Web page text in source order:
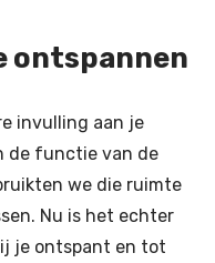
ontspannen
invulling aan je
de functie van de
we die ruimte
Nu is het echter
je ontspant en tot